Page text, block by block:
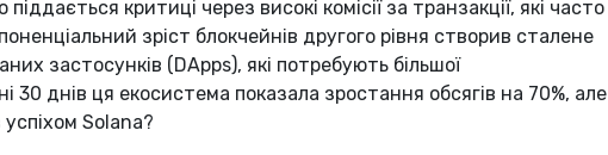
критиці через високі комісії за транзакції, які часто
зріст блокчейнів другого рівня створив сталене
застосунків (DApps), які потребують більшої
30 днів ця екосистема показала зростання обсягів на 70%, але
Solana?